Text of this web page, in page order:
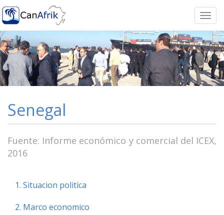
Senegal
Fuente: Informe económico y comercial del ICEX,
2016
1. Situacion politica
2. Marco economico